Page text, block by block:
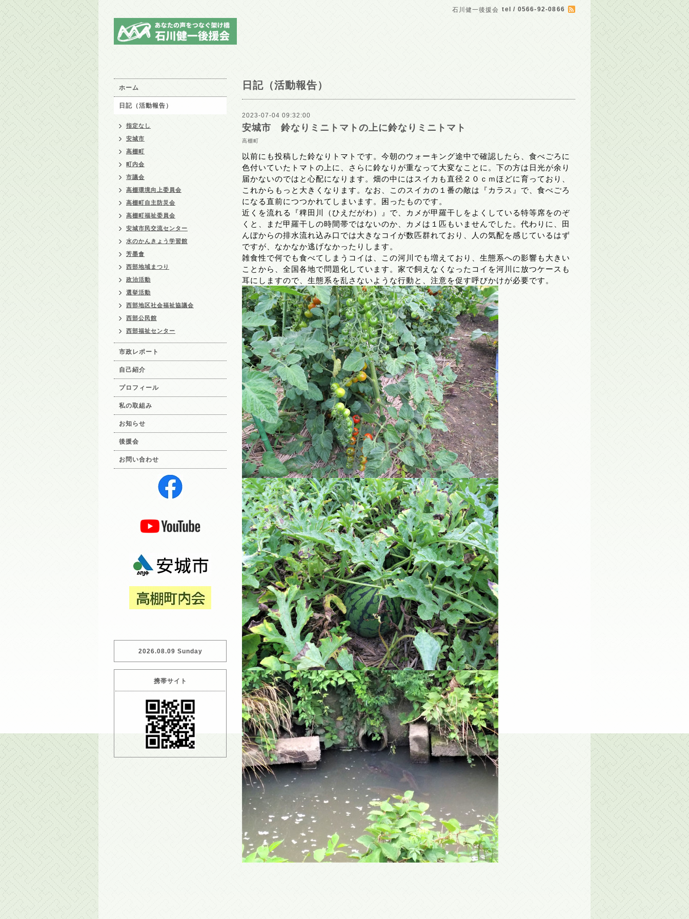
石川健一後援会 tel / 0566-92-0866
日記（活動報告）
2023-07-04 09:32:00
安城市 鈴なりミニトマトの上に鈴なりミニトマト
高棚町
以前にも投稿した鈴なりトマトです。今朝のウォーキング途中で確認したら、食べごろに
色付いていたトマトの上に、さらに鈴なりが重なって大変なことに。下の方は日光が余り
届かないのではと心配になります。畑の中にはスイカも直径２０ｃｍほどに育っており、
これからもっと大きくなります。なお、このスイカの１番の敵は『カラス』で、食べごろ
になる直前につつかれてしまいます。困ったものです。
近くを流れる『稗田川（ひえだがわ）』で、カメが甲羅干しをよくしている特等席をのぞ
くと、まだ甲羅干しの時間帯ではないのか、カメは１匹もいませんでした。代わりに、田
んぼからの排水流れ込み口では大きなコイが数匹群れており、人の気配を感じているはず
ですが、なかなか逃げなかったりします。
雑食性で何でも食べてしまうコイは、この河川でも増えており、生態系への影響も大きい
ことから、全国各地で問題化しています。家で飼えなくなったコイを河川に放つケースも
耳にしますので、生態系を乱さないような行動と、注意を促す呼びかけが必要です。
ホーム
日記（活動報告）
指定なし
安城市
高棚町
町内会
市議会
高棚環境向上委員会
高棚町自主防災会
高棚町福祉委員会
安城市民交流センター
水のかんきょう学習館
芳墨會
西部地域まつり
政治活動
選挙活動
西部地区社会福祉協議会
西部公民館
西部福祉センター
市政レポート
自己紹介
プロフィール
私の取組み
お知らせ
後援会
お問い合わせ
2026.08.09 Sunday
携帯サイト